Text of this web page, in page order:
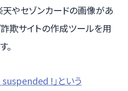
やセゾンカードの画像があ
詐欺サイトの作成ツールを用
。
!」という